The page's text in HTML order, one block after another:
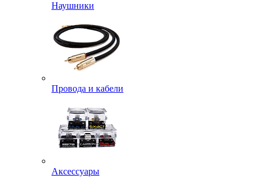
Наушники
Провода и кабели
Аксессуары